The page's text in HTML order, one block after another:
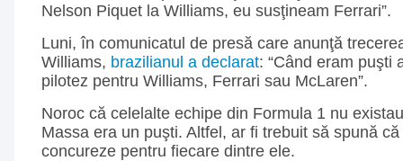
Nelson Piquet la Williams, eu susţineam Ferrari”.
Luni, în comunicatul de presă care anunţă
Williams, brazilianul a declarat: “Când eram puşti
pilotez pentru Williams, Ferrari sau McLaren”.
Noroc că celelalte echipe din Formula 1 nu
Massa era un puşti. Altfel, ar fi trebuit să spună
concureze pentru fiecare dintre ele.